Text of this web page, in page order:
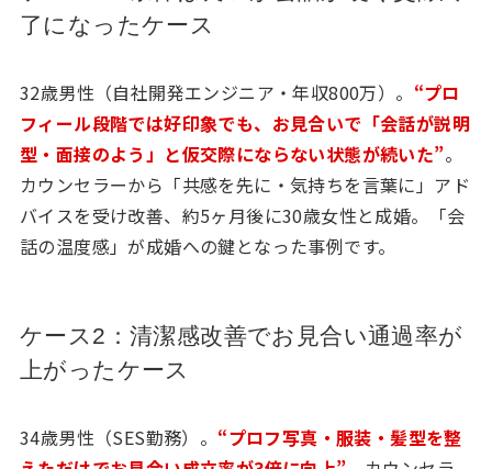
了になったケース
32歳男性（自社開発エンジニア・年収800万）。 “プロ
フィール段階では好印象でも、お見合いで「会話が説明
型・面接のよう」と仮交際にならない状態が続いた”。
カウンセラーから「共感を先に・気持ちを言葉に」アド
バイスを受け改善、約5ヶ月後に30歳女性と成婚。「会
話の温度感」が成婚への鍵となった事例です。
ケース2：清潔感改善でお見合い通過率が
上がったケース
34歳男性（SES勤務）。 “プロフ写真・服装・髪型を整